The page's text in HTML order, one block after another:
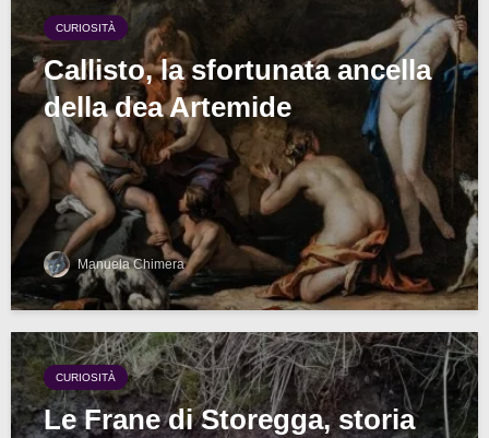
CURIOSITÀ
Callisto, la sfortunata ancella
della dea Artemide
Manuela Chimera
CURIOSITÀ
Le Frane di Storegga, storia